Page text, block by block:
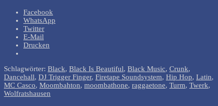
Facebook
WhatsApp
Twitter
E-Mail
Drucken
Schlagwörter: Black, Black Is Beautiful, Black Music, Crunk,
Dancehall, DJ Trigger Finger, Firetape Soundsystem, Hip Hop, Latin,
MC Casco, Moombahton, moombathone, raggaetone, Turm, Twerk,
Wolfratshausen